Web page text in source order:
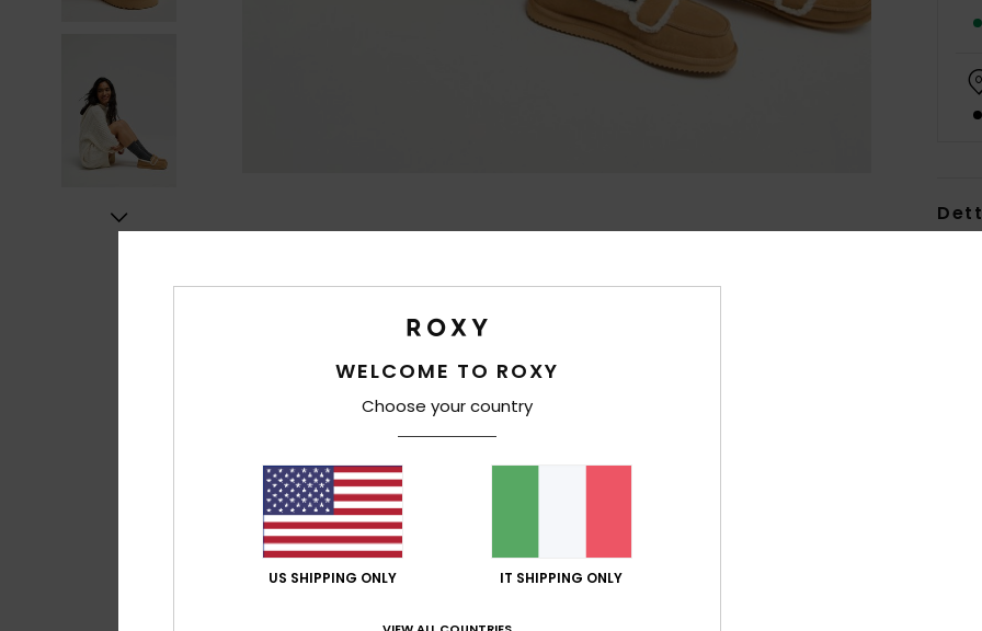
WELCOME TO ROXY
Choose your country
US SHIPPING ONLY IT SHIPPING ONLY